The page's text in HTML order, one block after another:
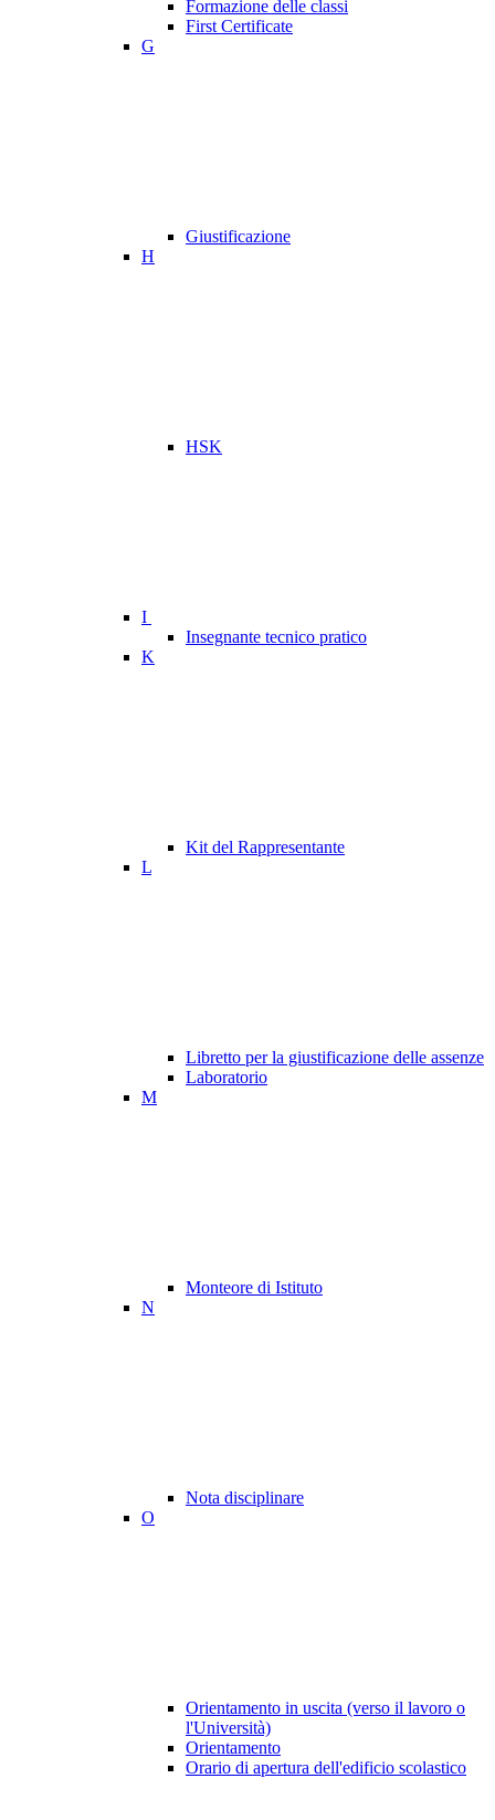
Formazione delle classi
First Certificate
G
Giustificazione
H
HSK
I
Insegnante tecnico pratico
K
Kit del Rappresentante
L
Libretto per la giustificazione delle assenze
Laboratorio
M
Monteore di Istituto
N
Nota disciplinare
O
Orientamento in uscita (verso il lavoro o
l'Università)
Orientamento
Orario di apertura dell'edificio scolastico